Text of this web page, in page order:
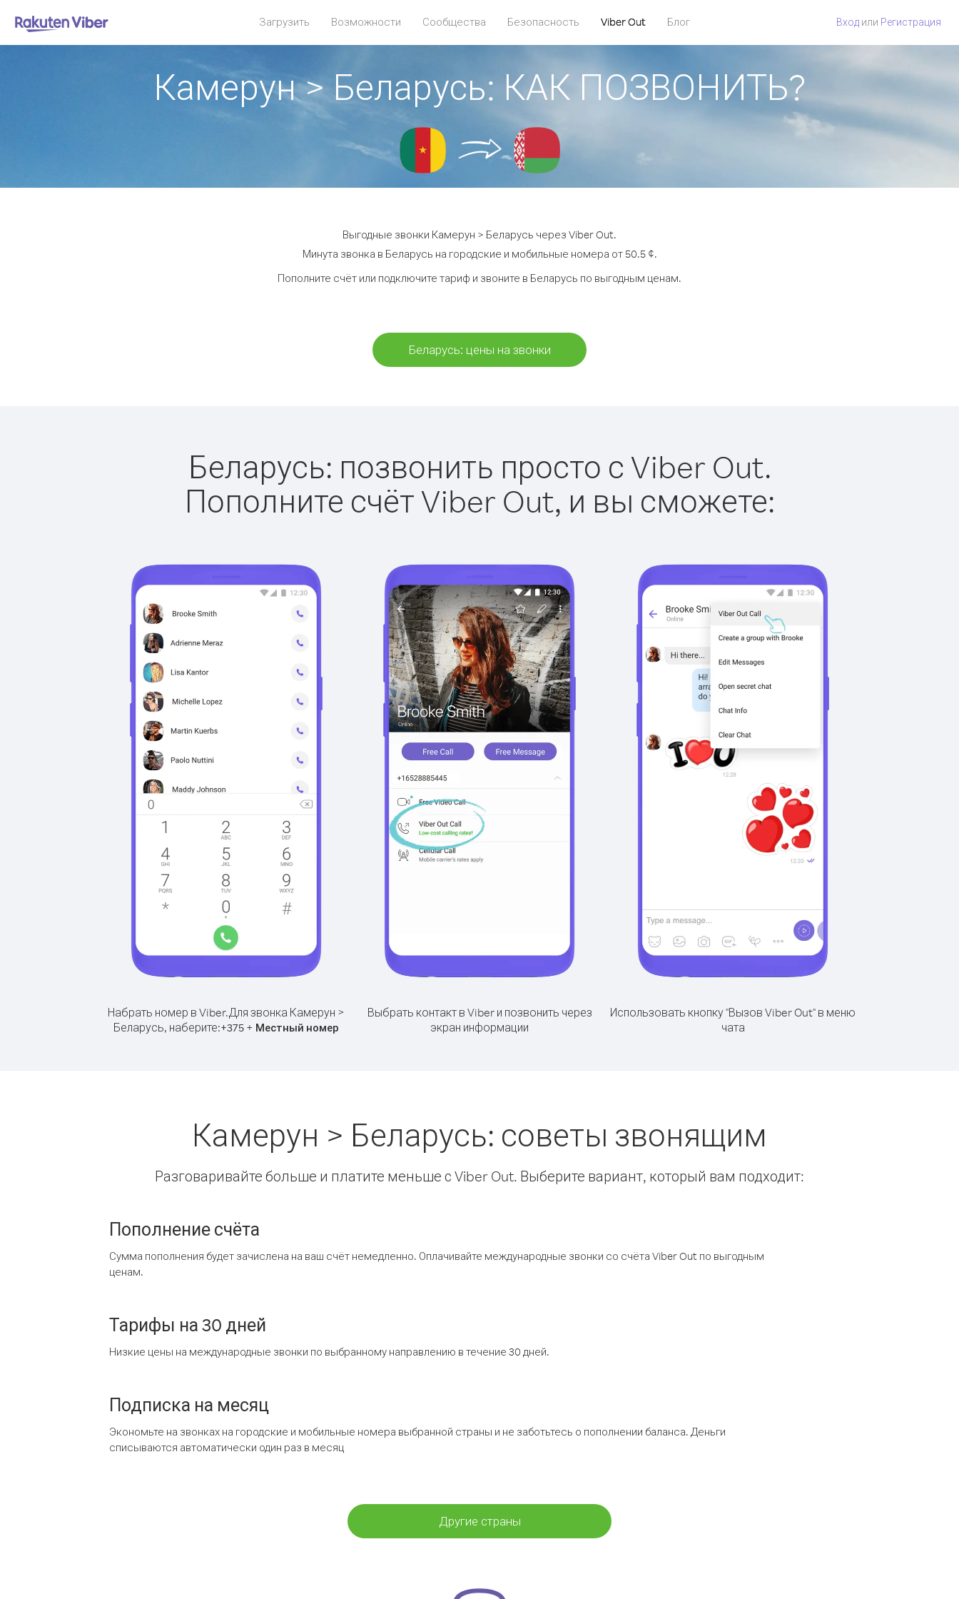
Загрузить Возможности Сообщества Безопасность Viber Out Блог Вход или Регистрация
Камерун > Беларусь: КАК ПОЗВОНИТЬ?
Выгодные звонки Камерун > Беларусь через Viber Out.
Минута звонка в Беларусь на городские и мобильные номера от 50.5 ¢.
Пополните счёт или подключите тариф и звоните в Беларусь по выгодным ценам.
Беларусь: цены на звонки
Беларусь: позвонить просто с Viber Out.
Пополните счёт Viber Out, и вы сможете:
Набрать номер в Viber.Для звонка Камерун >
Беларусь, наберите:+375 + Местный номер
Выбрать контакт в Viber и позвонить через
экран информации
Использовать кнопку "Вызов Viber Out" в меню
чата
Камерун > Беларусь: советы звонящим
Разговаривайте больше и платите меньше с Viber Out. Выберите вариант, который вам подходит:
Пополнение счёта
Сумма пополнения будет зачислена на ваш счёт немедленно. Оплачивайте международные звонки со счёта Viber Out по выгодным
ценам.
Тарифы на 30 дней
Низкие цены на международные звонки по выбранному направлению в течение 30 дней.
Подписка на месяц
Экономьте на звонках на городские и мобильные номера выбранной страны и не заботьтесь о пополнении баланса. Деньги
списываются автоматически один раз в месяц
Другие страны